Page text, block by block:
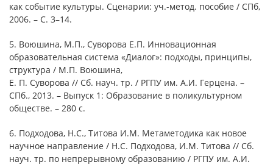
как событие культуры. Сценарии: уч.-метод. пособие / СПб,
2006. – С. 3–14.
5. Воюшина, М.П., Суворова Е.П. Инновационная
образовательная система «Диалог»: подходы, принципы,
структура / М.П. Воюшина,
Е. П. Суворова // Сб. науч. тр. / РГПУ им. А.И. Герцена. –
СПб., 2013. – Выпуск 1: Образование в поликультурном
обществе. – 280 с.
6. Подходова, Н.С., Титова И.М. Метаметодика как новое
научное направление / Н.С. Подходова, И.М. Титова // Сб.
науч. тр. по непрерывному образованию / РГПУ им. А.И.